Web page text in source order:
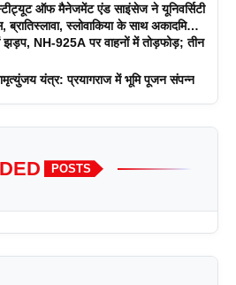
ऑफ मैनेजमेंट एंड साइंसेज ने यूनिवर्सिटी
स्लोवाकिया के साथ अकादमिक
पर एक दिवसीय कार्यशाला का
में झड़प, NH-925A पर वाहनों में तोड़फोड़; तीन
यंत्र: प्रयागराज में भूमि पूजन संपन्न
POSTS